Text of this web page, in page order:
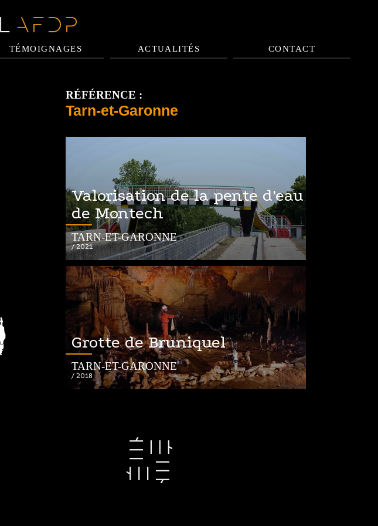
TÉMOIGNAGES ACTUALITÉS CONTACT
RÉFÉRENCE :
Tarn-et-Garonne
Valorisation de la pente d'eau
de Montech
TARN-ET-GARONNE
/ 2021
Grotte de Bruniquel
TARN-ET-GARONNE
/ 2018